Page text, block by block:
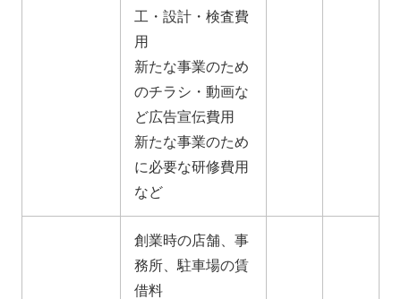
工・設計・検査費
用
新たな事業のため
のチラシ・動画な
ど広告宣伝費用
新たな事業のため
に必要な研修費用
など
創業時の店舗、事
務所、駐車場の賃
借料